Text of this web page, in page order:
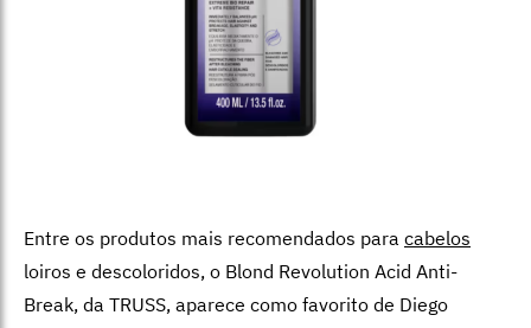
Entre os produtos mais recomendados para cabelos
loiros e descoloridos, o Blond Revolution Acid Anti-
Break, da TRUSS, aparece como favorito de Diego